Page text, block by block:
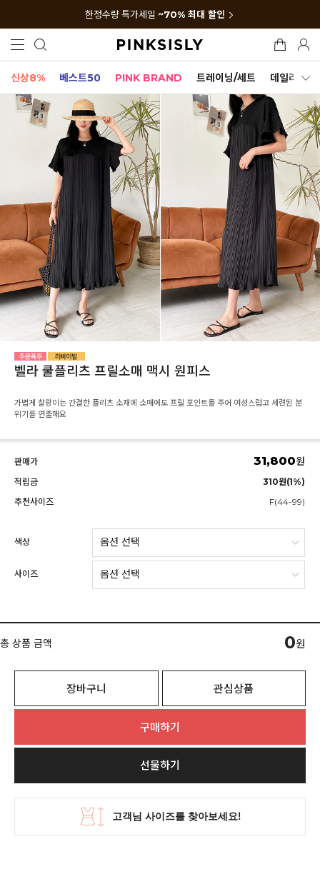
한정수량 특가세일 ~70% 최대 할인
신상8% 베스트50 PINK BRAND 트레이닝/세트 데일리세트
벨라 쿨플리츠 프릴소매 맥시 원피스
가볍게 찰랑이는 간결한 플리츠 소재에 소매에도 프릴 포인트를 주어 여성스럽고 세련된 분
위기를 연출해요
판매가 31,800원
적립금
310원(1%)
추천사이즈
F(44-99)
색상
사이즈
총 상품 금액 0원
장바구니 관심상품
구매하기
선물하기